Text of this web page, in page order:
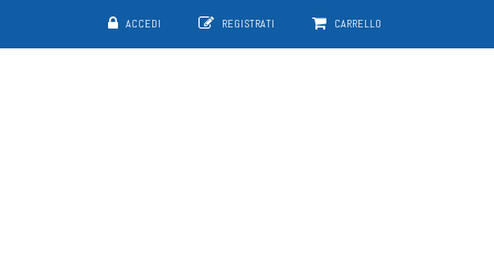
ACCEDI REGISTRATI CARRELLO